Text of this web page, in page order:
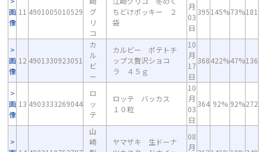
画
像
11 4901005010529
グ
リ
コ
ちどけポッキー ２
袋
月
03
日
395145%73%181
画
像
12 4901330923051
カ
ル
ビ
ー
カルビー ポテトチ
ップス贅沢ショコ
ラ ４５ｇ
10
月
17
日
368422%47%136
画
像
13 4903333269044
ロ
ッ
テ
ロッテ バッカス
１０粒
10
月
03
日
364 92% 92%272
山
崎
ヤマザキ 生ドーナ
08
月